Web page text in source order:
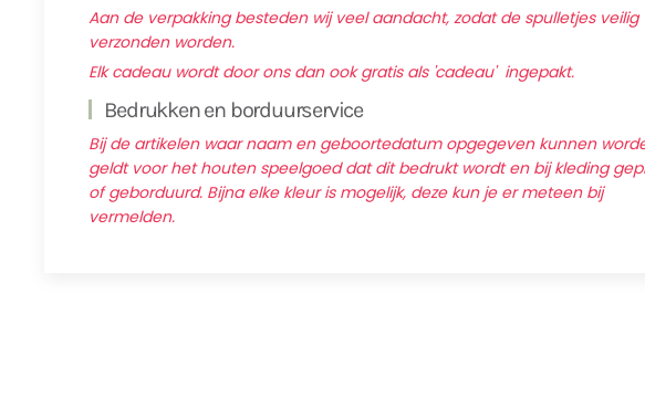
Aan de verpakking besteden wij veel aandacht, zodat de spulletjes veilig
verzonden worden.
Elk cadeau wordt door ons dan ook gratis als 'cadeau' ingepakt.
Bedrukken en borduurservice
Bij de artikelen waar naam en geboortedatum opgegeven kunnen
geldt voor het houten speelgoed dat dit bedrukt wordt en bij kleding
of geborduurd. Bijna elke kleur is mogelijk, deze kun je er meteen bij
vermelden.